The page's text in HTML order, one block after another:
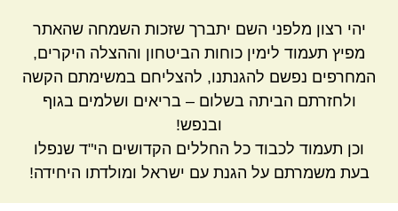
יהי רצון מלפני השם יתברך שזכות השמחה שהאתר
מפיץ תעמוד לימין כוחות הביטחון וההצלה היקרים,
המחרפים נפשם להגנתנו, להצליחם במשימתם הקשה
ולחזרתם הביתה בשלום – בריאים ושלמים בגוף
ובנפש!
וכן תעמוד לכבוד כל החללים הקדושים הי"ד שנפלו
בעת משמרתם על הגנת עם ישראל ומולדתו היחידה!